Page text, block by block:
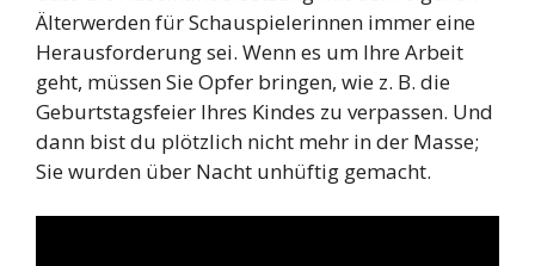
Älterwerden für Schauspielerinnen immer eine
Herausforderung sei. Wenn es um Ihre Arbeit
geht, müssen Sie Opfer bringen, wie z. B. die
Geburtstagsfeier Ihres Kindes zu verpassen. Und
dann bist du plötzlich nicht mehr in der Masse;
Sie wurden über Nacht unhüftig gemacht.